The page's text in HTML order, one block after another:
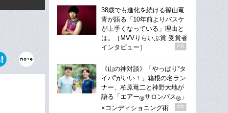
38歳でも進化を続ける篠山竜
青が語る「10年前よりバスケ
が上手くなっている」理由と
は。［MVVりらいぶ賞 受賞者
インタビュー］
PR
《山の神対談》「やっぱり“タ
イパ”がいい！」箱根の名ラン
ナー、柏原竜二と神野大地が
語る「エアー®サロンパス® 」
×コンディショニング術
PR